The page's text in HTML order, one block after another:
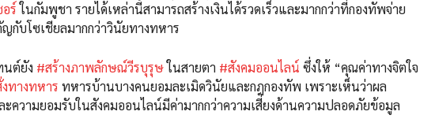
ร์ในกัมพูชา รายได้เหล่านี้สามารถสร้างเงินได้รวดเร็วและมากกว่าที่กองทัพจ่าย
กับโซเชียลมากกว่าวินัยทางทหาร
นต์ยัง #สร้างภาพลักษณ์วีรบุรุษในสายตา #สังคมออนไลน์ ซึ่งให้ “คุณค่าทางจิตใจ
ทางทหาร ทหารบ้านบางคนยอมละเมิดวินัยและกฎกองทัพ เพราะเห็นว่าผล
ะความยอมรับในสังคมออนไลน์มีค่ามากกว่าความเสี่ยงด้านความปลอดภัยข้อมูล